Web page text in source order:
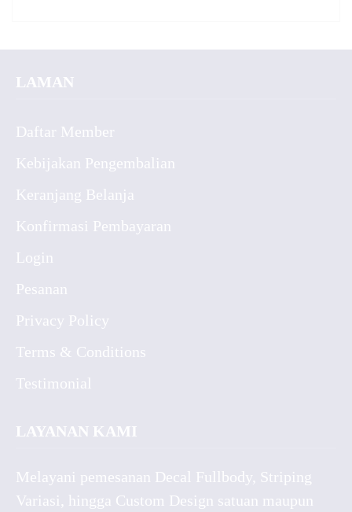
LAMAN
Daftar Member
Kebijakan Pengembalian
Keranjang Belanja
Konfirmasi Pembayaran
Login
Pesanan
Privacy Policy
Terms & Conditions
Testimonial
LAYANAN KAMI
Melayani pemesanan Decal Fullbody, Striping
Variasi, hingga Custom Design satuan maupun